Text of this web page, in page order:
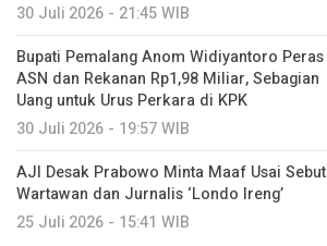
30 Juli 2026 - 21:45 WIB
Bupati Pemalang Anom Widiyantoro Peras
ASN dan Rekanan Rp1,98 Miliar, Sebagian
Uang untuk Urus Perkara di KPK
30 Juli 2026 - 19:57 WIB
AJI Desak Prabowo Minta Maaf Usai Sebut
Wartawan dan Jurnalis ‘Londo Ireng’
25 Juli 2026 - 15:41 WIB